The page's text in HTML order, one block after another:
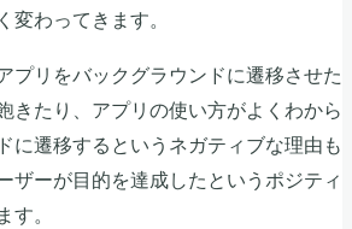
変わってきます。
プリをバックグラウンドに遷移させた
きたり、アプリの使い方がよくわから
に遷移するというネガティブな理由も
ザーが目的を達成したというポジティ
。